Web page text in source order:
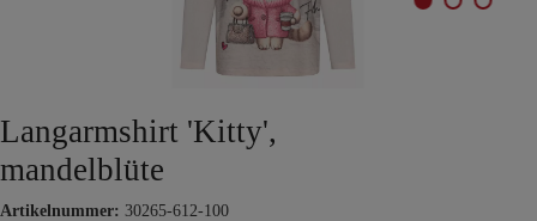
Langarmshirt 'Kitty',
mandelblüte
Artikelnummer: 30265-612-100